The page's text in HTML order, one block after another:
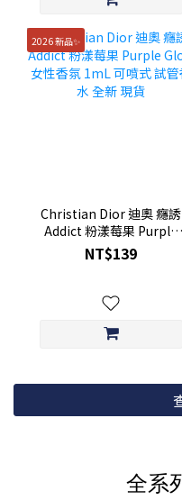
2026 新品✨
Christian Dior 迪奧 癮誘
Addict 粉漾莓果 Purple
Glow 女性香氛 1mL 可噴
式 試管香水 全新 現貨
NT$139
全系